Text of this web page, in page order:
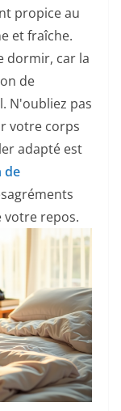
propice au
et fraîche.
dormir, car la
de
N'oubliez pas
votre corps
adapté est
de
votre repos.